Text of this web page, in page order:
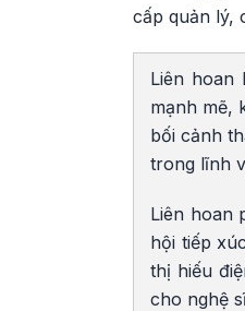
cấp quản lý,
Liên hoan
mạnh mẽ,
bối cảnh
trong lĩnh
Liên hoan
hội tiếp
thị hiếu
cho nghệ